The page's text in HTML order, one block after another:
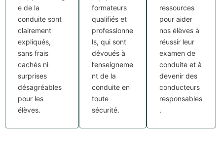
e de la
conduite sont
clairement
expliqués,
sans frais
cachés ni
surprises
désagréables
pour les
élèves.
formateurs
qualifiés et
professionne
ls, qui sont
dévoués à
l’enseigneme
nt de la
conduite en
toute
sécurité.
ressources
pour aider
nos élèves à
réussir leur
examen de
conduite et à
devenir des
conducteurs
responsables
.